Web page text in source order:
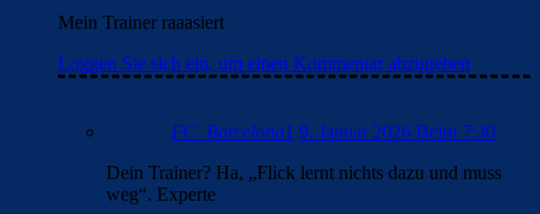
Mein Trainer raaasiert
Loggen Sie sich ein, um einen Kommentar abzugeben
FC_Barcelona1 9. Januar 2026 Beim 7:30
Dein Trainer? Ha, „Flick lernt nichts dazu und muss
weg“. Experte